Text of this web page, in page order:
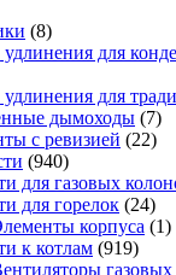
(8)
для
для
дымоходы (7)
с ревизией (22)
(940)
для газовых
для горелок (24)
корпуса (1)
к котлам (919)
газовых